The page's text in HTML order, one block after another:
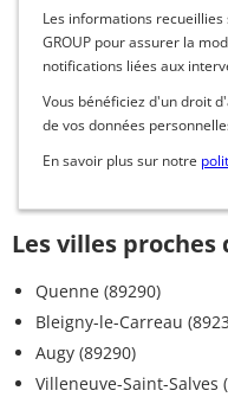
Les informations recueillies
GROUP pour assurer la
notifications liées aux
Vous bénéficiez d'un droit
de vos données
En savoir plus sur notre
Les villes proches
Quenne (89290)
Bleigny-le-Carreau
Augy (89290)
Villeneuve-Saint-Salves